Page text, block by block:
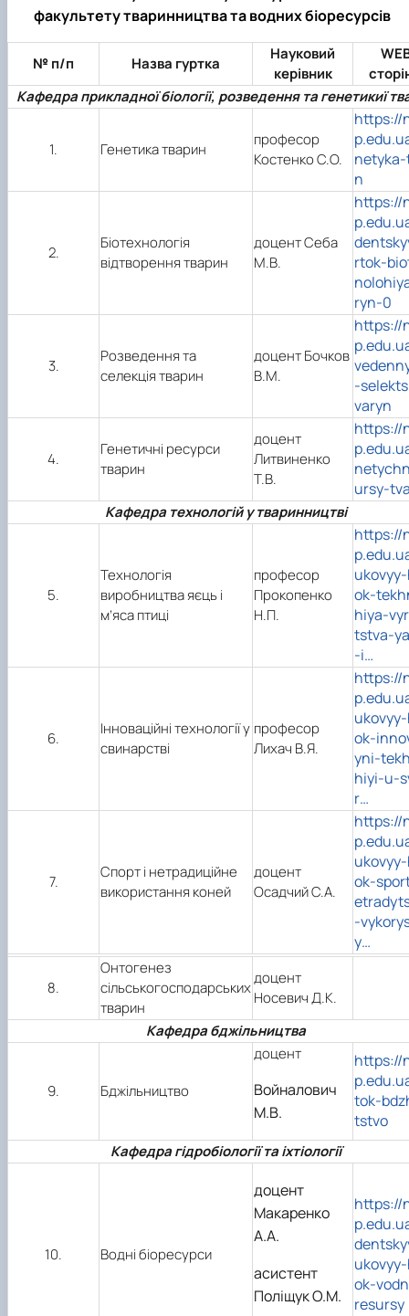
факультету тваринництва та водних біоресурсів
№ п/п Назва гуртка
Науковий
керівник
Кафедра прикладної біології, розведення та генетикиї
1. Генетика тварин
професор
Костенко С.О.
https://
n
2.
Біотехнологія
відтворення тварин
доцент Себа
М.В.
https://
rtok-
ryn-0
3.
Розведення та
селекція тварин
доцент Бочков
В.М.
https://
-
varyn
4.
Генетичні ресурси
тварин
доцент
Литвиненко
Т.В.
https://
ursy-
Кафедра технологій у тваринництві
5.
Технологія
виробництва яєць і
м’яса птиці
професор
Прокопенко
Н.П.
https://
ok-
hiya-
tstva-
-i…
6.
Інноваційні технології у
свинарстві
професор
Лихач В.Я.
https://
ok-
yni-
hiyi-u-
r…
7.
Спорт і нетрадиційне
використання коней
доцент
Осадчий С.А.
https://
ok-
-
y…
8.
Онтогенез
сільськогосподарських
тварин
доцент
Носевич Д.К.
Кафедра бджільництва
9. Бджільництво
доцент
Войналович
М.В.
https://
tok-
tstvo
Кафедра гідробіології та іхтіології
10. Водні біоресурси
доцент
Макаренко
А.А.
асистент
Поліщук О.М.
https://
ok-
resursy